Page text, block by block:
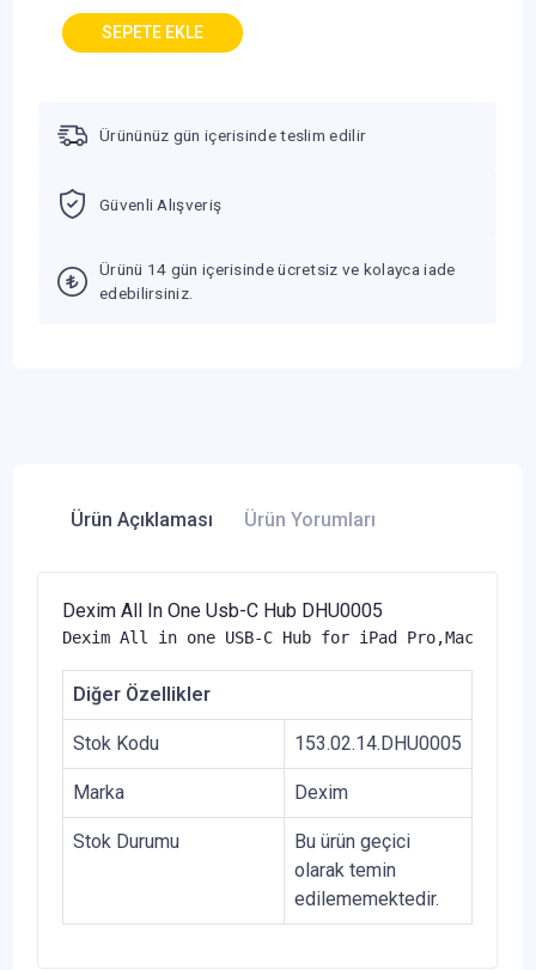
Ürününüz gün içerisinde teslim edilir
Güvenli Alışveriş
Ürünü 14 gün içerisinde ücretsiz ve kolayca iade
edebilirsiniz.
Ürün Açıklaması Ürün Yorumları
Dexim All In One Usb-C Hub DHU0005
Dexim All in one USB-C Hub for iPad
Diğer Özellikler
Stok Kodu 153.02.14.DHU0005
Marka Dexim
Stok Durumu
Bu ürün geçici
olarak temin
edilememektedir.